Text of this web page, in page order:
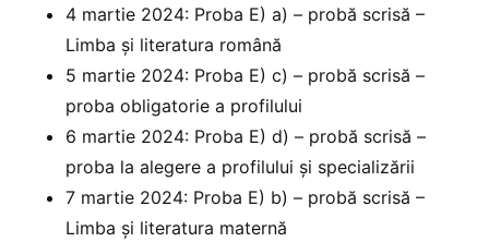
4 martie 2024: Proba E) a) – probă scrisă –
Limba şi literatura română
5 martie 2024: Proba E) c) – probă scrisă –
proba obligatorie a profilului
6 martie 2024: Proba E) d) – probă scrisă –
proba la alegere a profilului şi specializării
7 martie 2024: Proba E) b) – probă scrisă –
Limba şi literatura maternă